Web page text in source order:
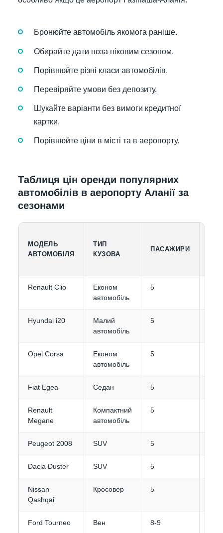
Бронюйте автомобіль якомога раніше.
Обирайте дати поза піковим сезоном.
Порівнюйте різні класи автомобілів.
Перевіряйте умови без депозиту.
Шукайте варіанти без вимоги кредитної
картки.
Порівнюйте ціни в місті та в аеропорту.
Таблиця цін оренди популярних
автомобілів в аеропорту Аланії за
сезонами
МОДЕЛЬ
АВТОМОБІЛЯ
ТИП
КУЗОВА
ПАСАЖИРИ
Renault Clio
Економ
автомобіль
5
Hyundai i20
Малий
автомобіль
5
Opel Corsa
Економ
автомобіль
5
Fiat Egea Седан 5
Renault
Megane
Компактний
автомобіль
5
Peugeot 2008 SUV 5
Dacia Duster SUV 5
Nissan
Qashqai
Кросовер 5
Ford Tourneo Вен 8-9